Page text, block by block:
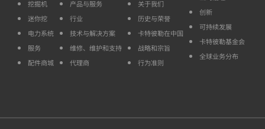
挖掘机
迷你挖
电力系统
服务
配件商城
产品与服务
行业
技术与解决方案
维修、维护和支持
代理商
关于我们
历史与荣誉
卡特彼勒在中国
战略和宗旨
行为准则
创新
可持续发展
卡特彼勒基金会
全球业务分布